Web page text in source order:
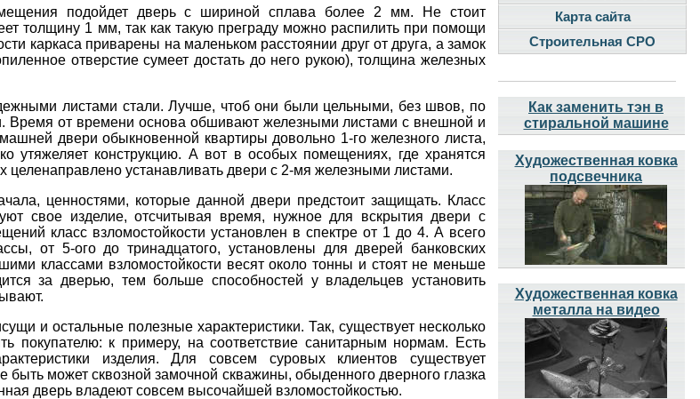
подойдет дверь с шириной сплава более 2 мм. Не стоит
толщину 1 мм, так как такую преграду можно распилить при помощи
каркаса приварены на маленьком расстоянии друг от друга, а замок
отверстие сумеет достать до него рукою), толщина железных
листами стали. Лучше, чтоб они были цельными, без швов, по
Время от времени основа обшивают железными листами с внешной и
двери обыкновенной квартиры довольно 1-го железного листа,
утяжеляет конструкцию. А вот в особых помещениях, где хранятся
устанавливать двери с 2-мя железными листами.
ценностями, которые данной двери предстоит защищать. Класс
свое изделие, отсчитывая время, нужное для вскрытия двери с
класс взломостойкости установлен в спектре от 1 до 4. А всего
от 5-ого до тринадцатого, установлены для дверей банковских
классами взломостойкости весят около тонны и стоят не меньше
за дверью, тем больше способностей у владельцев установить
и остальные полезные характеристики. Так, существует несколько
покупателю: к примеру, на соответствие санитарным нормам. Есть
изделия. Для совсем суровых клиентов существует
может сквозной замочной скважины, обыденного дверного глазка
дверь владеют совсем высочайшей взломостойкостью.
Карта сайта
Строительная СРО
Как заменить тэн в
стиральной машине
Художественная ковка
подсвечника
Художественная ковка
металла на видео